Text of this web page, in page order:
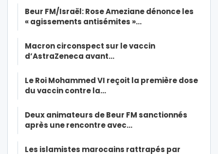
Beur FM/Israël: Rose Ameziane dénonce les
« agissements antisémites »…
Macron circonspect sur le vaccin
d’AstraZeneca avant…
Le Roi Mohammed VI reçoit la première dose
du vaccin contre la…
Deux animateurs de Beur FM sanctionnés
après une rencontre avec…
Les islamistes marocains rattrapés par